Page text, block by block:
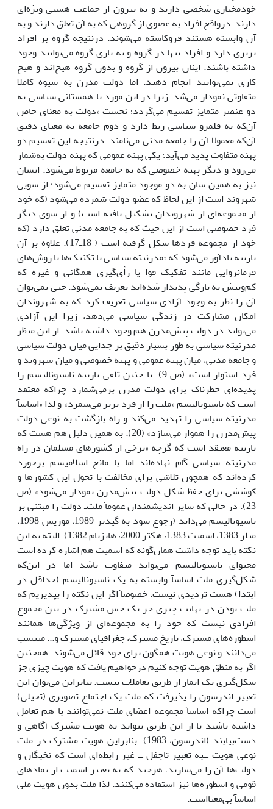
خودمختارى شخصى دارند و نه بیرون از جماعت هستى ویژه‌اى
دارند. درواقع افراد به عضوى از گروهى که به آن تعلق دارند و به
آن وابسته هستند فروکاسته مى‌شوند. درنتیجه گروه بر افراد
برترى دارد و افراد تنها در گروه و به یارى گروه مى‌توانند وجود
داشته باشند. اینان بیرون از گروه و بدون گروه هیچ‌اند و هیچ
کارى نمى‌توانند انجام دهند. اما دولت مدرن به شیوه کاملا
متفاوتى نمودار مى‌شد. زیرا در این مورد با همستانى سیاسى به
دو عنصر متمایز تقسیم مى‌گردد؛ نخست «دولت به معناى خاص
آن‌که به قلمرو سیاسى ربط دارد و دوم جامعه به معناى دقیق
آن‌که معمولا آن را جامعه مدنى مى‌نامند. درنتیجه این تقسیم دو
پهنه متفاوت پدید مى‌آید؛ یکى پهنه عمومى که پهنه دولت به‌شمار
مى‌رود و دیگر پهنه خصوصى که به جامعه مربوط مى‌شود. انسان
نیز به همین سان به دو موجود متمایز تقسیم مى‌شود؛ از سویى
شهروند است از این لحاظ که عضو دولت شمرده مى‌شود (که خود
از مجموعه‌اى از شهروندان تشکیل یافته است) و از سوى دیگر
فرد خصوصى است از این حیث که به جامعه مدنى تعلق دارد (که
خود از مجموعه فردها شکل گرفته است ( 18ـ17). علاوه بر آن
باربیه یادآور مى‌شود که «مدرنیته سیاسى با تکنیک‌ها یا روش‌هاى
فرمانروایى مانند تفکیک قوا یا رأى‌گیرى همگانى و غیره که
کم‌وبیش به تازگى پدیدار شده‌اند تعریف نمى‌شود. حتى نمى‌توان
آن را نظر به وجود آزادى سیاسى تعریف کرد که به شهروندان
امکان مشارکت در زندگى سیاسى مى‌دهد، زیرا این آزادى
مى‌تواند در دولت پیش‌مدرن هم وجود داشته باشد. از این منظر
مدرنیته سیاسى به طور بسیار دقیق بر جدایى میان دولت سیاسى
و جامعه مدنى، میان پهنه عمومى و پهنه خصوصى و میان شهروند و
فرد استوار است» (ص 9). با چنین تلقى باربیه ناسیونالیسم را
پدیده‌اى خطرناک براى دولت مدرن برمى‌شمارد چراکه معتقد
است که ناسیونالیسم «ملت را از فرد برتر مى‌شمرد» و لذا «اساسآ
مدرنیته سیاسى را تهدید مى‌کند و راه بازگشت به نوعى دولت
پیش‌مدرن را هموار مى‌سازد» (20). به همین دلیل هم هست که
باربیه معتقد است که گرچه «برخى از کشورهاى مسلمان در راه
مدرنیته سیاسى گام نهاده‌اند اما با مانع اسلامیسم برخورد
کرده‌اند که همچون تلاشى براى مخالفت با تحول این کشورها و
کوششى براى حفظ شکل دولت پیش‌مدرن نمودار مى‌شود» (ص
23). در حالى که سایر اندیشمندان عمومآ ملت‌ـ دولت را مبتنى بر
ناسیونالیسم مى‌داند (رجوع شود به گیدنز 1989، موریس 1998،
میلر 1383، اسمیت 1383، هکتر 2000، هابزبام 1382). البته به این
نکته باید توجه داشت همان‌گونه که اسمیت هم اشاره کرده است
محتواى ناسیونالیسم مى‌تواند متفاوت باشد اما در این‌که
شکل‌گیرى ملت اساسآ وابسته به یک ناسیونالیسم (حداقل در
ابتدا) هست تردیدى نیست. خصوصآ اگر این نکته را بپذیریم که
ملت بودن در نهایت چیزى جز یک حس مشترک در بین مجموع
افرادى نیست که خود را به مجموعه‌اى از ویژگى‌ها همانند
اسطوره‌هاى مشترک، تاریخ مشترک، جغرافیاى مشترک و... منتسب
مى‌دانند و نوعى هویت همگون براى خود قائل مى‌شوند. همچنین
اگر به منطق هویت توجه کنیم درخواهیم یافت که هویت چیزى جز
شکل‌گیرى یک ایماژ از طریق تعاملات نیست. بنابراین مى‌توان این
تعبیر اندرسون را پذیرفت که ملت یک اجتماع تصویرى (تخیلى)
است چراکه اساسآ مجموعه اعضاى ملت نمى‌توانند با هم تعامل
داشته باشند تا از این طریق بتواند به هویت مشترک آگاهى و
دست‌بیابند (اندرسون، 1983). بنابراین هویت مشترک در ملت
نوعى هویت ــبه تعبیر تاجفل ــ غیر رابطه‌اى است که نخبگان و
دولت‌ها آن را مى‌سازند، هرچند که به تعبیر اسمیت از نمادهاى
قومى و اسطوره‌ها نیز استفاده مى‌کنند. لذا ملت بدون هویت ملى
اساسآ بى‌معنااست.